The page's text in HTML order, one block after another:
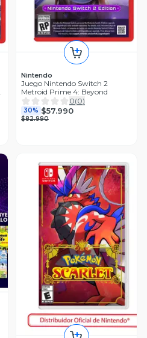
Nintendo
Juego Nintendo Switch 2
Metroid Prime 4: Beyond
0(0)
30% $57.990
$82.990